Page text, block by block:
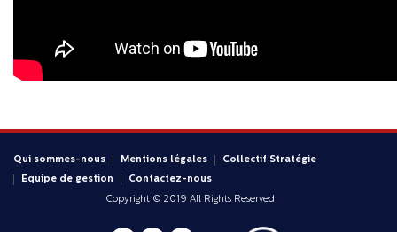
Qui sommes-nous Mentions légales
Collectif Stratégie
Equipe de gestion
Contactez-nous
Copyright © 2019 All Rights Reserved